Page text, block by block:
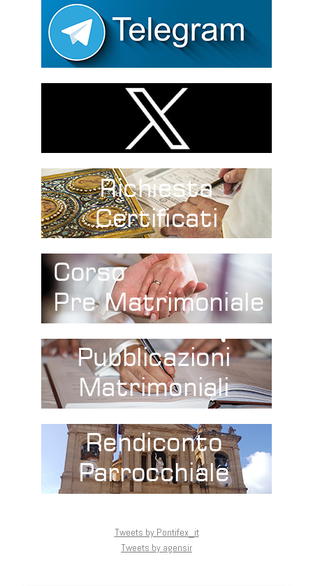
Tweets by Pontifex_it
Tweets by agensir